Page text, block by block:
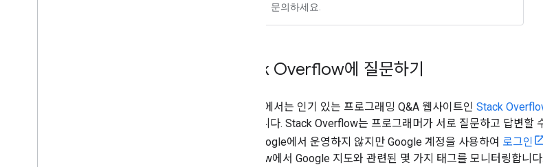
문의하세요.
Stack Overflow에 질문하기
Google에서는 인기 있는 프로그래밍 Q&A 웹사이트인 Stack
처리합니다. Stack Overflow는 프로그래머가 서로 질문하고 답변할
트는 Google에서 운영하지 않지만 Google 계정을 사용하여 로그인
Overflow에서 Google 지도와 관련된 몇 가지 태그를 모니터링합